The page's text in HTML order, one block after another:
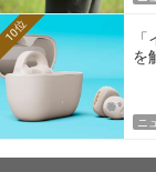
を
10位
ニ